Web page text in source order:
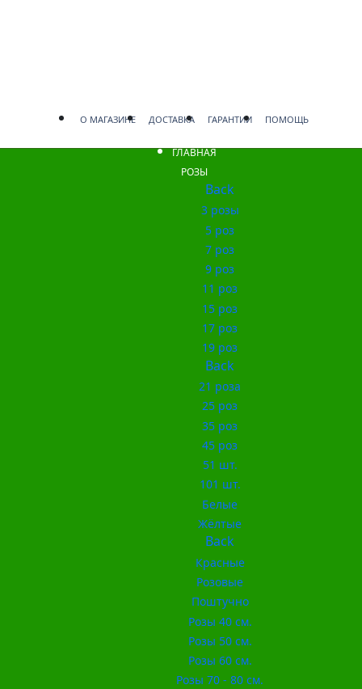
О МАГАЗИНЕ ДОСТАВКА ГАРАНТИИ ПОМОЩЬ
ГЛАВНАЯ
РОЗЫ
Back
3 розы
5 роз
7 роз
9 роз
11 роз
15 роз
17 роз
19 роз
Back
21 роза
25 роз
35 роз
45 роз
51 шт.
101 шт.
Белые
Жёлтые
Back
Красные
Розовые
Поштучно
Розы 40 см.
Розы 50 см.
Розы 60 см.
Розы 70 - 80 см.